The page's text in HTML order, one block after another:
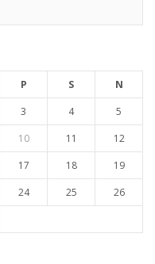
P S
N
3 4
5
10 11
12
17 18
19
24 25
26